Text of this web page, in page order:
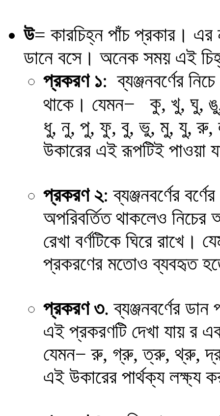
উ= কারচিহ্ন পাঁচ প্রকার। এর
ডানে বসে। অনেক সময় এই
প্রকরণ১: ব্যঞ্জনবর্ণের
থাকে। যেমন− কু, খু, ঘু,
ধু, নু, পু, ফু, বু, ভু, মু, যু,
উকারের এই রূপটিই পাওয়া
প্রকরণ ২: ব্যঞ্জনবর্ণের
অপরিবর্তিত থাকলেও নিচের
রেখা বর্ণটিকে ঘিরে রাখে।
প্রকরণের মতোও ব্যবহৃত
প্রকরণ ৩. ব্যঞ্জনবর্ণের
এই প্রকরণটি দেখা যায় র
যেমন− রু, গ্রু, ত্রু, থ্রু,
এই উকারের পার্থক্য লক্ষ্য